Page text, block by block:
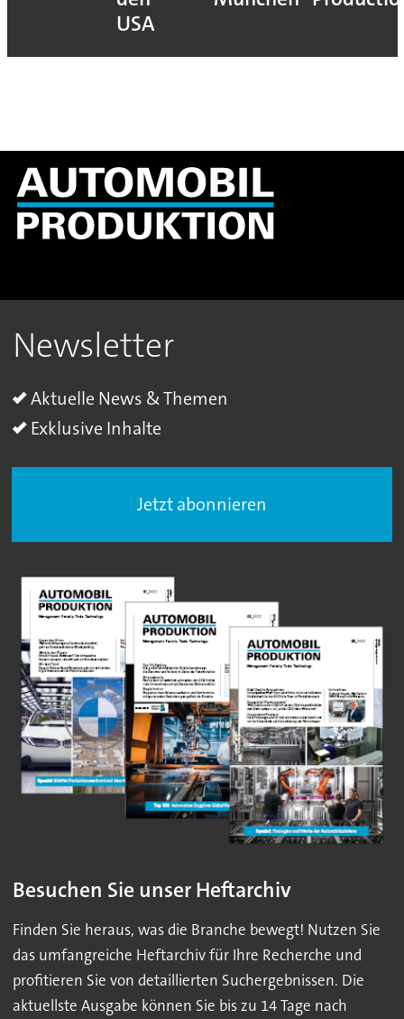
USA
Newsletter
Aktuelle News & Themen
Exklusive Inhalte
Jetzt abonnieren
Besuchen Sie unser Heftarchiv
Finden Sie heraus, was die Branche bewegt! Nutzen Sie
das umfangreiche Heftarchiv für Ihre Recherche und
profitieren Sie von detaillierten Suchergebnissen. Die
aktuellste Ausgabe können Sie bis zu 14 Tage nach